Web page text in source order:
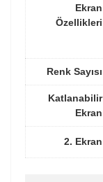
Ekran
Özellikleri
Renk Sayısı
Katlanabilir
Ekran
2. Ekran